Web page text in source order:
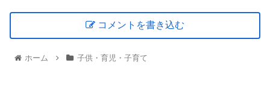
コメントを書き込む
ホーム 子供・育児・子育て